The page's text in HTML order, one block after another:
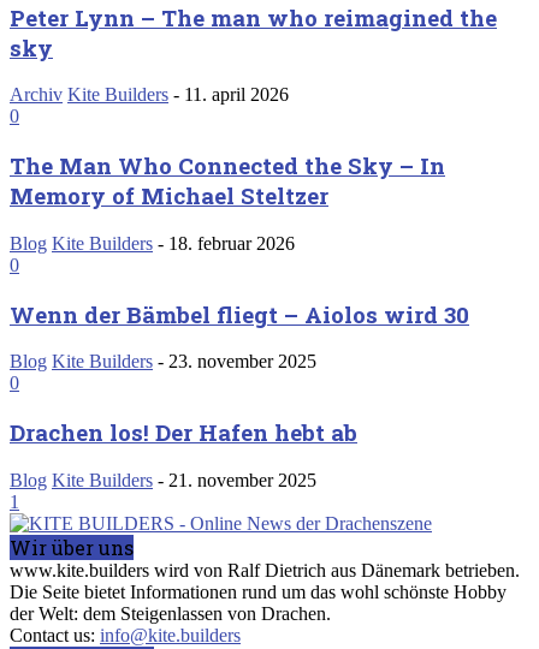
Peter Lynn – The man who reimagined the
sky
Archiv Kite Builders - 11. april 2026
0
The Man Who Connected the Sky – In
Memory of Michael Steltzer
Blog Kite Builders - 18. februar 2026
0
Wenn der Bämbel fliegt – Aiolos wird 30
Blog Kite Builders - 23. november 2025
0
Drachen los! Der Hafen hebt ab
Blog Kite Builders - 21. november 2025
1
Wir über uns
www.kite.builders wird von Ralf Dietrich aus Dänemark betrieben.
Die Seite bietet Informationen rund um das wohl schönste Hobby
der Welt: dem Steigenlassen von Drachen.
Contact us: info@kite.builders